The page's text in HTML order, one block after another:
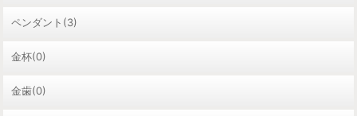
ペンダント(3)
金杯(0)
金歯(0)